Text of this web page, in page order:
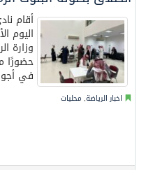
اليوم
وزارة
حضورًا
في
اخبار الرياضة, محليات